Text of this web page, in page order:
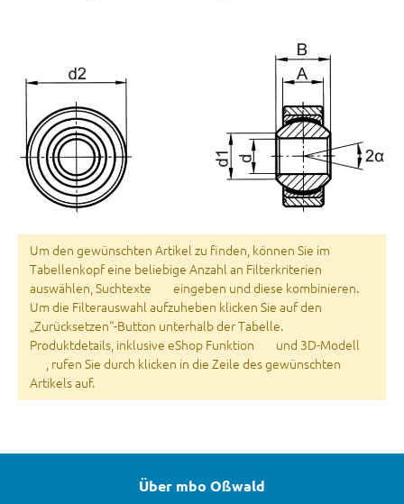
Um den gewünschten Artikel zu finden, können Sie im
Tabellenkopf eine beliebige Anzahl an Filterkriterien
auswählen, Suchtexte
eingeben und diese kombinieren.
Um die Filterauswahl aufzuheben klicken Sie auf den
„Zurücksetzen“-Button unterhalb der Tabelle.
Produktdetails, inklusive eShop Funktion
und 3D-Modell
, rufen Sie durch klicken in die Zeile des gewünschten
Artikels auf.
Über mbo Oßwald